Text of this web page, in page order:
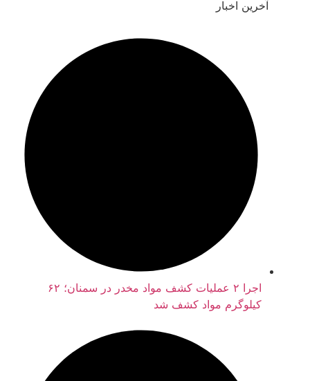
اخبار
اجرا ۲ عملیات کشف مواد مخدر در سمنان؛ ۶۲
کیلوگرم مواد کشف شد